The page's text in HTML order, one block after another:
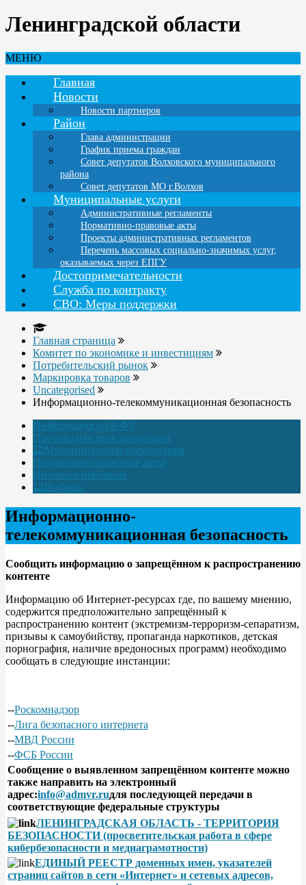
Ленинградской области
МЕНЮ
Главная
Новости
Новости партнеров
Район
Глава администрации
График приема граждан
Совет депутатов Волховского муниципального
района
Совет депутатов МО г.Волхов
Муниципальные услуги
Административные регламенты
Нормативно-правовые акты
Проекты административных регламентов
Перечень массовых социально-значимых услуг,
оказываемых через ЕПГУ
Достопримечательности
Служба по контракту
СВО: Меры поддержки
Главная страница
Комитет по экономике и инвестициям
Потребительский рынок
Маркировка товаров
Uncategorised
Информационно-телекоммуникационная безопасность
Информация по 8-ФЗ
Противодействие коррупции
Муниципальные образования
Нормативно-правовые акты
Интернет-приёмная
Выборы
Информационно-
телекоммуникационная безопасность
Сообщить информацию о запрещённом к распространению
контенте
Информацию об Интернет-ресурсах где, по вашему мнению,
содержится предположительно запрещённый к
распространению контент (экстремизм-терроризм-сепаратизм,
призывы к самоубийству, пропаганда наркотиков, детская
порнография, наличие вредоносных программ) необходимо
сообщать в следующие инстанции:
--Роскомнадзор
--Лига безопасного интернета
--МВД России
--ФСБ России
Сообщение о выявленном запрещённом контенте можно
также направить на электронный
адрес:info@admvr.ruдля последующей передачи в
соответствующие федеральные структуры
ЛЕНИНГРАДСКАЯ ОБЛАСТЬ - ТЕРРИТОРИЯ
БЕЗОПАСНОСТИ (просветительская работа в сфере
кибербезопасности и медиаграмотности)
ЕДИНЫЙ РЕЕСТР доменных имен, указателей
страниц сайтов в сети «Интернет» и сетевых адресов,